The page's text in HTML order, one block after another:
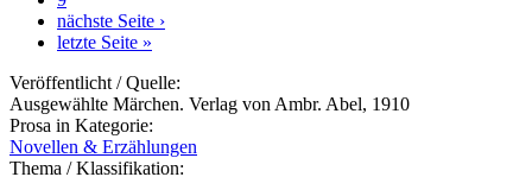
nächste Seite ›
letzte Seite »
Veröffentlicht / Quelle:
Ausgewählte Märchen. Verlag von Ambr. Abel, 1910
Prosa in Kategorie:
Novellen & Erzählungen
Thema / Klassifikation: